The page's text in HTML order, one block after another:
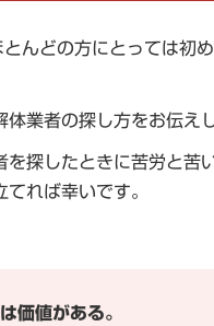
んどの方にとっては初
業者の探し方をお伝え
探したときに苦労と
れば幸いです。
価値がある。